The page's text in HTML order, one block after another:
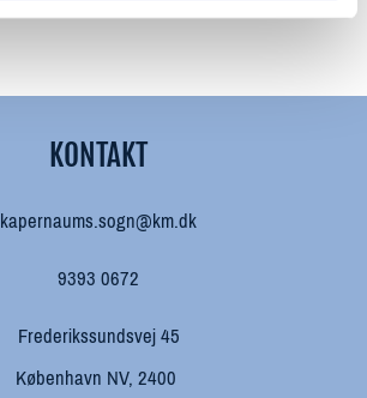
KONTAKT
kapernaums.sogn@km.dk
9393 0672
Frederikssundsvej 45
København NV, 2400